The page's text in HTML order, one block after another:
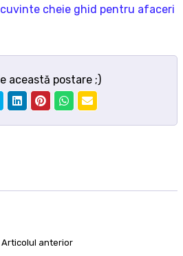
cheie ghid pentru afaceri
această postare ;)
Articolul anteriorArticolul